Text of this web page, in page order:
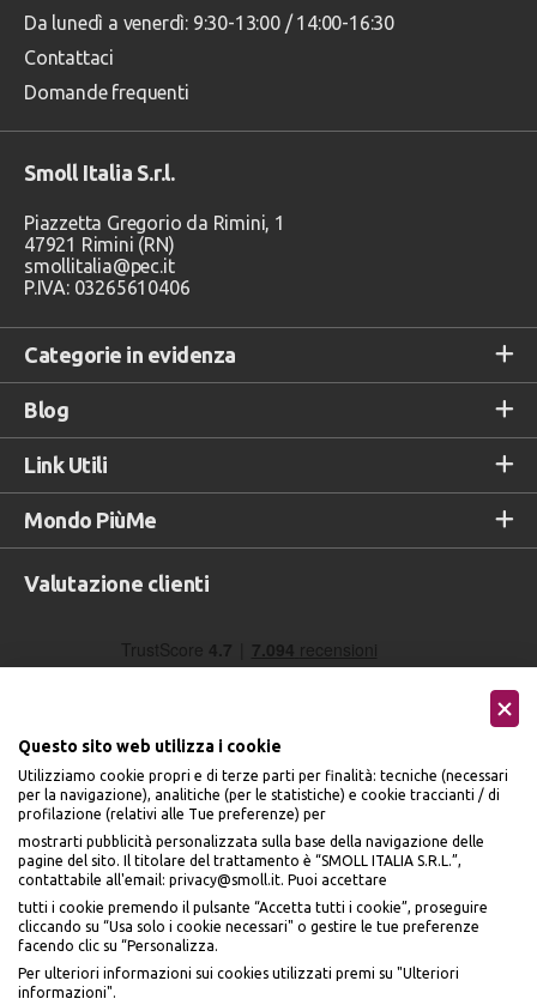
Categorie in evidenza
Blog
Link Utili
Mondo PiùMe
Da lunedì a venerdì: 9:30-13:00 / 14:00-16:30
Contattaci
Domande frequenti
Smoll Italia S.r.l.
Piazzetta Gregorio da Rimini, 1
47921 Rimini (RN)
smollitalia@pec.it
P.IVA: 03265610406
Valutazione clienti
Accettiamo
Seguici sui social
Questo sito web utilizza i cookie
Utilizziamo cookie propri e di terze parti per finalità: tecniche (necessari
per la navigazione), analitiche (per le statistiche) e cookie traccianti / di
profilazione (relativi alle Tue preferenze) per
mostrarti pubblicità personalizzata sulla base della navigazione delle
pagine del sito. Il titolare del trattamento è “SMOLL ITALIA S.R.L.”,
contattabile all'email: privacy@smoll.it. Puoi accettare
tutti i cookie premendo il pulsante “Accetta tutti i cookie”, proseguire
cliccando su “Usa solo i cookie necessari" o gestire le tue preferenze
facendo clic su “Personalizza.
Per ulteriori informazioni sui cookies utilizzati premi su "Ulteriori
informazioni".
BENVENUTO DA
PIÙME